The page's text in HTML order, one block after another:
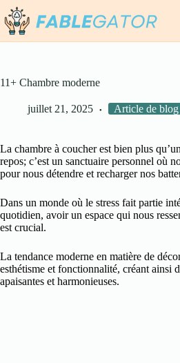
Passer
au
contenu
11+ Chambre moderne
juillet 21, 2025 Article de blog
La chambre à coucher est bien plus
repos; c’est un sanctuaire personnel où
pour nous détendre et recharger nos
Dans un monde où le stress fait partie
quotidien, avoir un espace qui nous
est crucial.
La tendance moderne en matière de
esthétisme et fonctionnalité, créant ainsi
apaisantes et harmonieuses.